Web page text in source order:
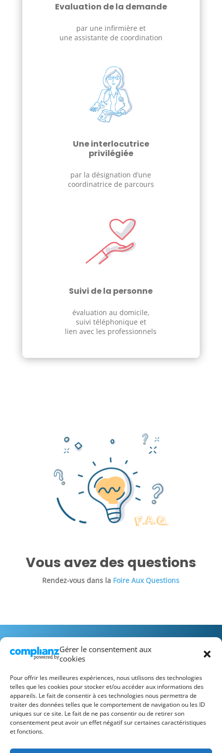
Gérer le consentement aux
cookies
Pour offrir les meilleures expériences, nous utilisons des technologies
telles que les cookies pour stocker et/ou accéder aux informations des
appareils. Le fait de consentir à ces technologies nous permettra de
traiter des données telles que le comportement de navigation ou les ID
uniques sur ce site. Le fait de ne pas consentir ou de retirer son
consentement peut avoir un effet négatif sur certaines caractéristiques
et fonctions.
Evaluation de la demande
par une infirmière et
une assistante de coordination
Une interlocutrice
privilégiée
par la désignation d’une
coordinatrice de parcours
Suivi de la personne
évaluation au domicile,
suivi téléphonique et
lien avec les professionnels
Vous avez des questions
Rendez-vous dans la Foire Aux Questions
Recrutement FAQ
Mentions Légales
Conditions Générales d’Utilisation